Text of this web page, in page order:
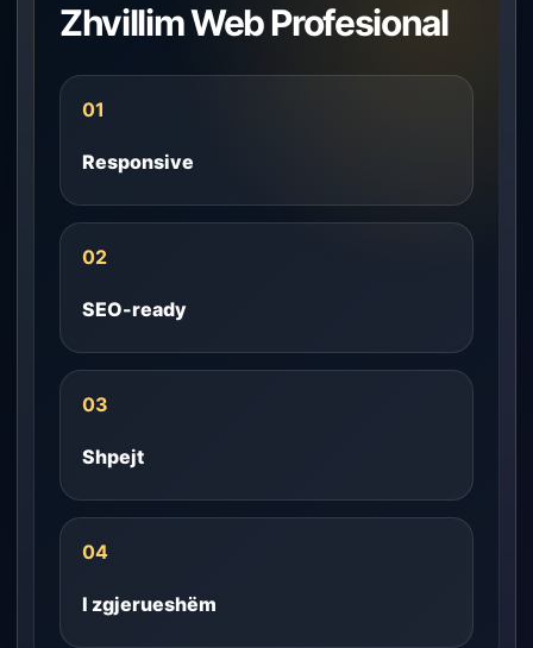
Zhvillim Web Profesional
01
Responsive
02
SEO-ready
03
Shpejt
04
I zgjerueshëm